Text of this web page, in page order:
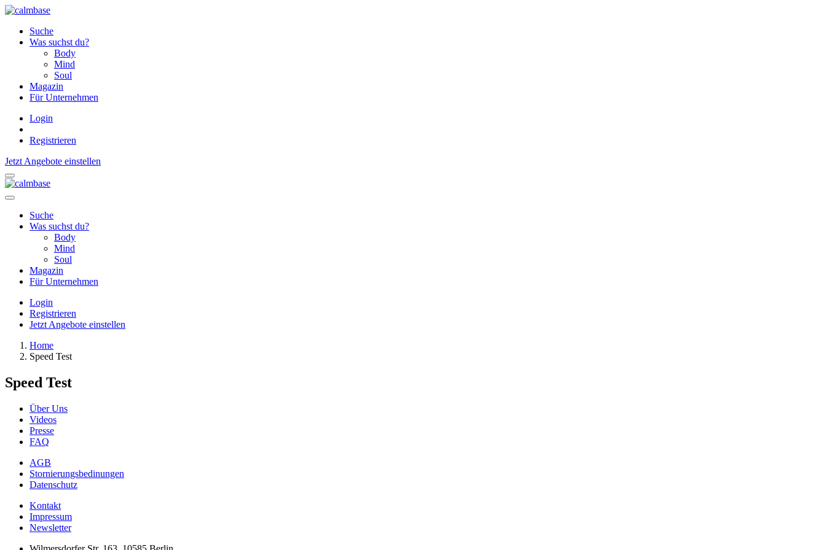
Suche
Was suchst du?
Body
Mind
Soul
Magazin
Für Unternehmen
Login
Registrieren
Jetzt Angebote einstellen
Suche
Was suchst du?
Body
Mind
Soul
Magazin
Für Unternehmen
Login
Registrieren
Jetzt Angebote einstellen
Home
Speed Test
Speed Test
Über Uns
Videos
Presse
FAQ
AGB
Stornierungsbedinungen
Datenschutz
Kontakt
Impressum
Newsletter